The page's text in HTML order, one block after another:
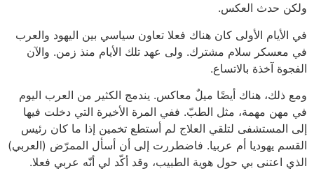
ولكن حدث العكس.
في الأيام الأولى كان هناك فعلا تعاون سياسي بين اليهود والعرب
في معسكر سلام مشترك. ولى عهد تلك الأيام منذ زمن. والآن
الفجوة آخذة بالاتساع.
ومع ذلك، هناك أيضًا ميلٌ معاكس. يندمج الكثير من العرب اليوم
في مهن مهمة، مثل الطبّ. ففي المرة الأخيرة التي دخلت فيها
إلى المستشفى لتلقي العلاج لم أستطع تخمين إذا ما كان رئيس
القسم يهوديا أم عربيا. فاضطررت إلى أن أسأل الممرّض (العربي)
الذي اعتنى بي حول هوية الطبيب، وقد أكّد لي أنّه عربي فعلا.